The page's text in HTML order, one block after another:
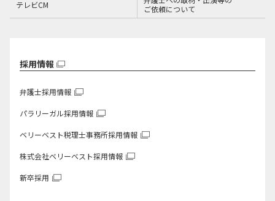
テレビCM
ご依頼について
採用情報
弁護士採用情報
パラリーガル採用情報
ベリーベスト税理士事務所採用情報
株式会社ベリーベスト採用情報
新卒採用